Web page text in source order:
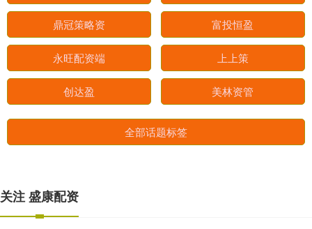
鼎冠策略资 富投恒盈
永旺配资端 上上策
创达盈 美林资管
全部话题标签
关注 盛康配资